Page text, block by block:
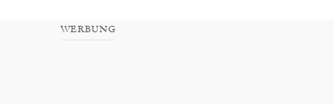
WERBUNG